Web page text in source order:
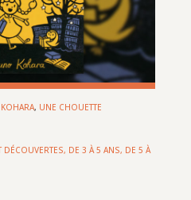
, UNE CHOUETTE
DÉCOUVERTES, DE 3 À 5 ANS, DE 5 À